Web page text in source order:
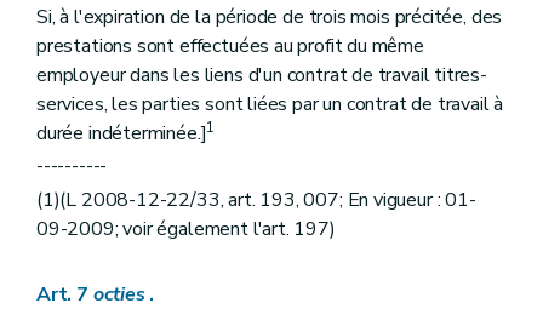
Si, à l'expiration de la période de trois mois précitée, des
prestations sont effectuées au profit du même
employeur dans les liens d'un contrat de travail titres-
services, les parties sont liées par un contrat de travail à
durée indéterminée.]1
----------
(1)(L 2008-12-22/33, art. 193, 007; En vigueur : 01-
09-2009; voir également l'art. 197)
Art. 7 octies.